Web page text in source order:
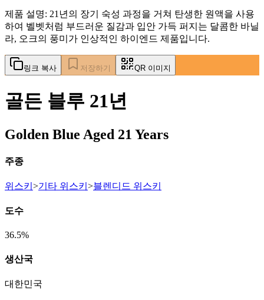
제품 설명: 21년의 장기 숙성 과정을 거쳐 탄생한 원액을 사용
하여 벨벳처럼 부드러운 질감과 입안 가득 퍼지는 달콤한 바닐
라, 오크의 풍미가 인상적인 하이엔드 제품입니다.
링크 복사 저장하기 QR 이미지
골든 블루 21년
Golden Blue Aged 21 Years
주종
위스키 >기타 위스키 >블렌디드 위스키
도수
36.5%
생산국
대한민국